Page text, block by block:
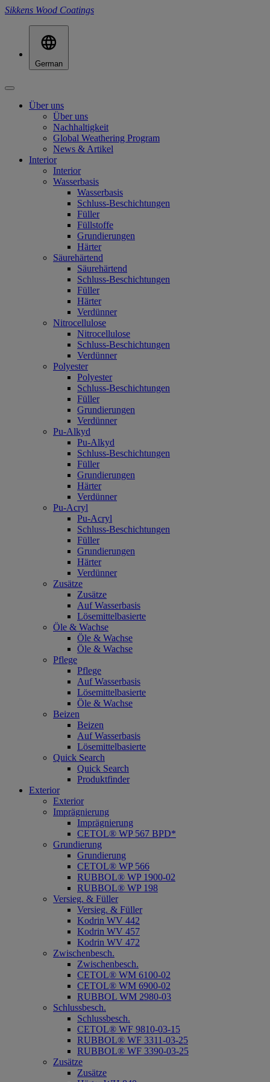
Sikkens Wood Coatings
German
Über uns
Über uns
Nachhaltigkeit
Global Weathering Program
News & Artikel
Interior
Interior
Wasserbasis
Wasserbasis
Schluss-Beschichtungen
Füller
Füllstoffe
Grundierungen
Härter
Säurehärtend
Säurehärtend
Schluss-Beschichtungen
Füller
Härter
Verdünner
Nitrocellulose
Nitrocellulose
Schluss-Beschichtungen
Verdünner
Polyester
Polyester
Schluss-Beschichtungen
Füller
Grundierungen
Verdünner
Pu-Alkyd
Pu-Alkyd
Schluss-Beschichtungen
Füller
Grundierungen
Härter
Verdünner
Pu-Acryl
Pu-Acryl
Schluss-Beschichtungen
Füller
Grundierungen
Härter
Verdünner
Zusätze
Zusätze
Auf Wasserbasis
Lösemittelbasierte
Öle & Wachse
Öle & Wachse
Öle & Wachse
Pflege
Pflege
Auf Wasserbasis
Lösemittelbasierte
Öle & Wachse
Beizen
Beizen
Auf Wasserbasis
Lösemittelbasierte
Quick Search
Quick Search
Produktfinder
Exterior
Exterior
Imprägnierung
Imprägnierung
CETOL® WP 567 BPD*
Grundierung
Grundierung
CETOL® WP 566
RUBBOL® WP 1900-02
RUBBOL® WP 198
Versieg. & Füller
Versieg. & Füller
Kodrin WV 442
Kodrin WV 457
Kodrin WV 472
Zwischenbesch.
Zwischenbesch.
CETOL® WM 6100-02
CETOL® WM 6900-02
RUBBOL WM 2980-03
Schlussbesch.
Schlussbesch.
CETOL® WF 9810-03-15
RUBBOL® WF 3311-03-25
RUBBOL® WF 3390-03-25
Zusätze
Zusätze